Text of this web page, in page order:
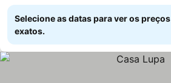
Selecione as datas para ver os preços
exatos.